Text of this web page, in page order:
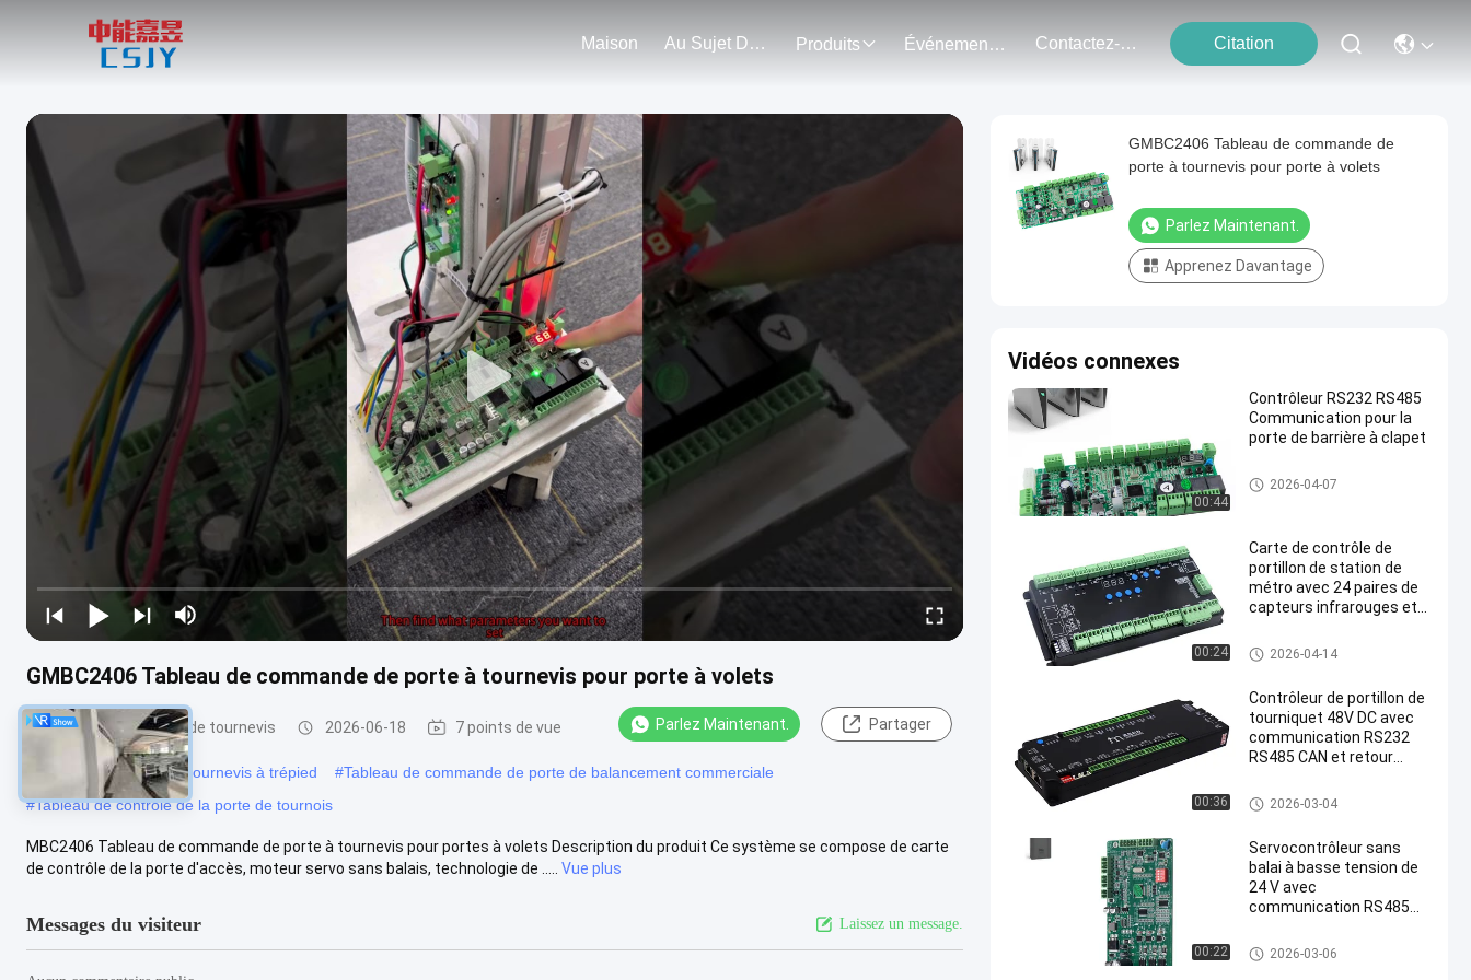
Maison Au Sujet De Nous Produits Événements Contactez-Nous Citation
GMBC2406 Tableau de commande de porte à tournevis pour porte à volets
Contrôleur de porte de tournevis 2026-06-18 7 points de vue Parlez Maintenant. Partager
Contrôleur de porte à tournevis à trépied #Tableau de commande de porte de balancement commerciale
#Tableau de contrôle de la porte de tournois
MBC2406 Tableau de commande de porte à tournevis pour portes à volets Description du produit Ce système se compose de carte
de contrôle de la porte d'accès, moteur servo sans balais, technologie de .....
Vue plus
Messages du visiteur Laissez un message.
GMBC2406 Tableau de commande de
porte à tournevis pour porte à volets
Parlez Maintenant.
Apprenez Davantage
Vidéos connexes
00:44
Contrôleur RS232 RS485
Communication pour la
porte de barrière à clapet
Contrôleur de porte de tournevi
s
2026-04-07
00:24
Carte de contrôle de
portillon de station de
métro avec 24 paires de
capteurs infrarouges et
RS232/RS485/CAN pour
une haute sécurité
Contrôleur de porte de tournevi
s
2026-04-14
00:36
Contrôleur de portillon de
tourniquet 48V DC avec
communication RS232
RS485 CAN et retour
pour le contrôle d'accès
Contrôleur de porte de tournevi
s
2026-03-04
00:22
Servocontrôleur sans
balai à basse tension de
24 V avec
communication RS485
au parking
Moteur servo de C.C
2026-03-06